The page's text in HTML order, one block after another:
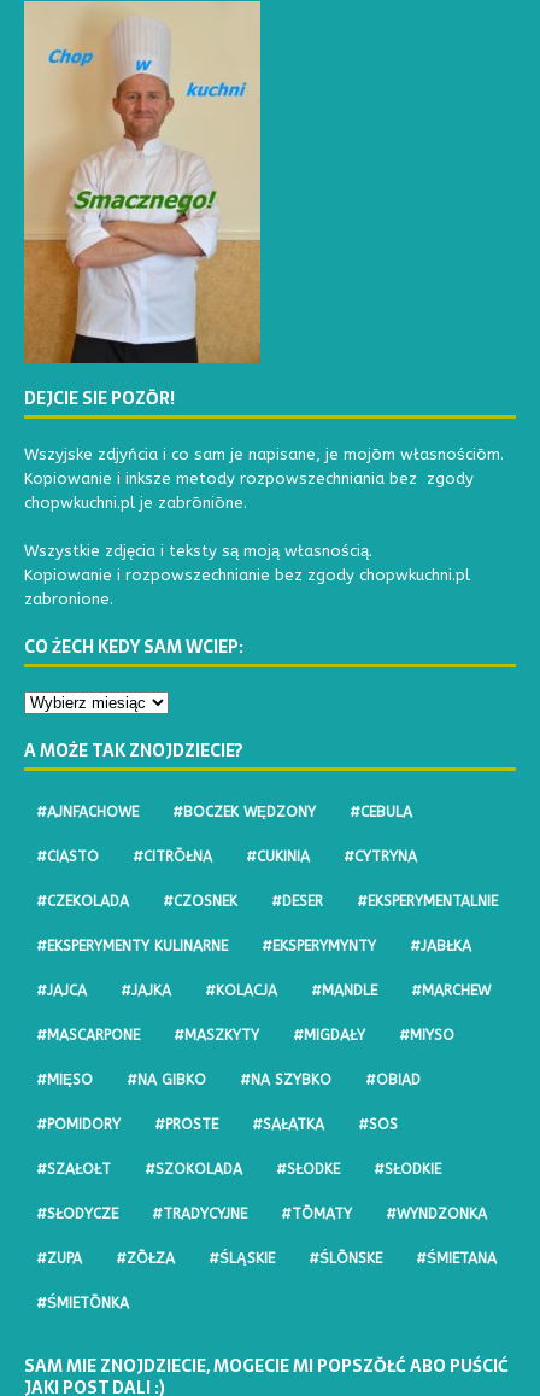
DEJCIE SIE POZŌR!
Wszyjske zdjyńcia i co sam je napisane, je mojōm własnościōm.
Kopiowanie i inksze metody rozpowszechniania bez zgody
chopwkuchni.pl je zabrōniōne.
Wszystkie zdjęcia i teksty są moją własnością.
Kopiowanie i rozpowszechnianie bez zgody chopwkuchni.pl
zabronione.
CO ŻECH KEDY SAM WCIEP:
A MOŻE TAK ZNOJDZIECIE?
#AJNFACHOWE #BOCZEK WĘDZONY #CEBULA
#CIASTO #CITRŌŁNA #CUKINIA #CYTRYNA
#CZEKOLADA #CZOSNEK #DESER #EKSPERYMENTALNIE
#EKSPERYMENTY KULINARNE #EKSPERYMYNTY #JABŁKA
#JAJCA #JAJKA #KOLACJA #MANDLE #MARCHEW
#MASCARPONE #MASZKYTY #MIGDAŁY #MIYSO
#MIĘSO #NA GIBKO #NA SZYBKO #OBIAD
#POMIDORY #PROSTE #SAŁATKA #SOS
#SZAŁOŁT #SZOKOLADA #SŁODKE #SŁODKIE
#SŁODYCZE #TRADYCYJNE #TŌMATY #WYNDZONKA
#ZUPA #ZŌŁZA #ŚLĄSKIE #ŚLŌNSKE #ŚMIETANA
#ŚMIETŌNKA
SAM MIE ZNOJDZIECIE, MOGECIE MI POPSZŎŁĆ ABO PUŚCIĆ
JAKI POST DALI :)